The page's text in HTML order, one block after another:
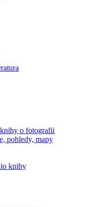
o fotografii
pohledy, mapy
knihy